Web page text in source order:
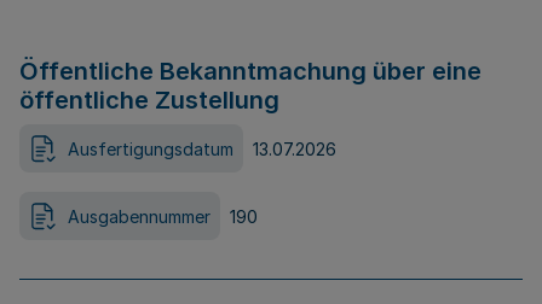
Öffentliche Bekanntmachung über eine
öffentliche Zustellung
Ausfertigungsdatum 13.07.2026
Ausgabennummer 190